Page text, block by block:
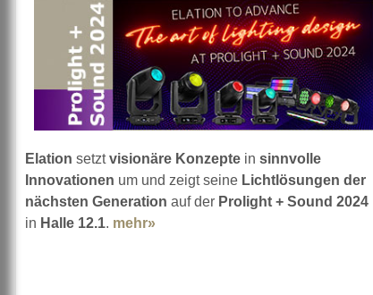
Elation setztvisionäre Konzepte in sinnvolle
Innovationen um und zeigt seine Lichtlösungen der
nächsten Generation auf der Prolight + Sound 2024
in Halle 12.1. mehr»